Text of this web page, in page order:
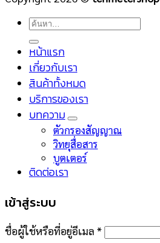
ค้นหา:
หน้าแรก
เกี่ยวกับเรา
สินค้าทั้งหมด
บริการของเรา
บทความ
ตัวกรองสัญญาณ
วิทยุสื่อสาร
บูตเตอร์
ติดต่อเรา
เข้าสู่ระบบ
ชื่อผู้ใช้หรือที่อยู่อีเมล *